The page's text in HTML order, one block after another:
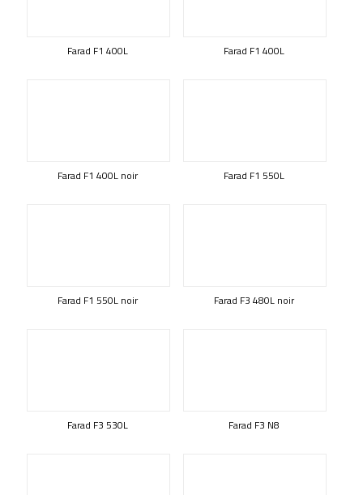
Farad F1 400L Farad F1 400L
Farad F1 400L noir Farad F1 550L
Farad F1 550L noir Farad F3 480L noir
Farad F3 530L Farad F3 N8